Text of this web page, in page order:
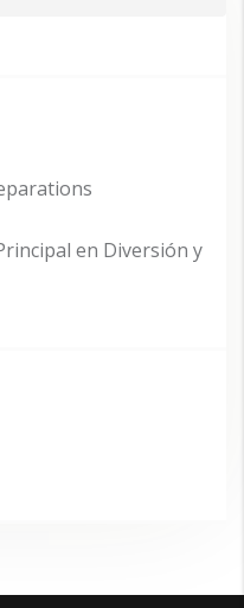
en Diversión y